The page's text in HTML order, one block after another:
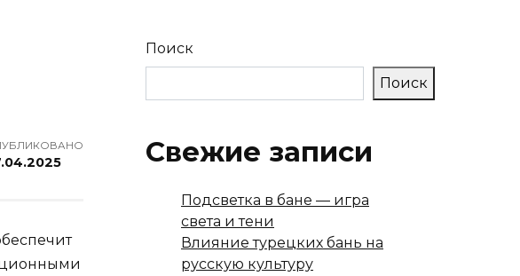
Поиск
Поиск
Свежие записи
Подсветка в бане — игра
света и тени
Влияние турецких бань на
русскую культуру